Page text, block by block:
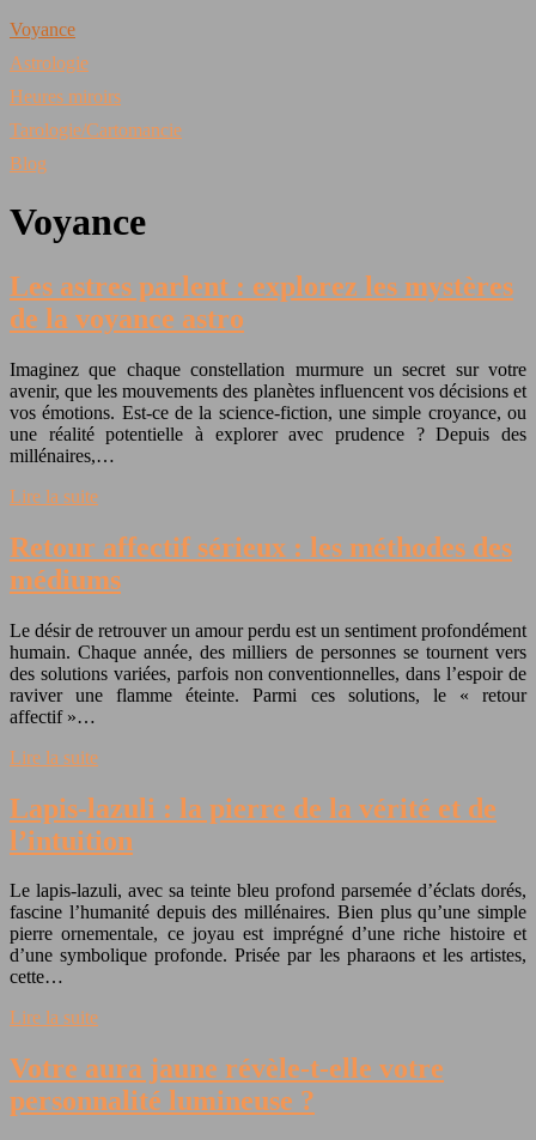
Voyance
Astrologie
Heures miroirs
Tarologie/Cartomancie
Blog
Voyance
Les astres parlent : explorez les mystères
de la voyance astro
Imaginez que chaque constellation murmure un secret sur votre
avenir, que les mouvements des planètes influencent vos décisions et
vos émotions. Est-ce de la science-fiction, une simple croyance, ou
une réalité potentielle à explorer avec prudence ? Depuis des
millénaires,…
Lire la suite
Retour affectif sérieux : les méthodes des
médiums
Le désir de retrouver un amour perdu est un sentiment profondément
humain. Chaque année, des milliers de personnes se tournent vers
des solutions variées, parfois non conventionnelles, dans l’espoir de
raviver une flamme éteinte. Parmi ces solutions, le « retour
affectif »…
Lire la suite
Lapis-lazuli : la pierre de la vérité et de
l’intuition
Le lapis-lazuli, avec sa teinte bleu profond parsemée d’éclats dorés,
fascine l’humanité depuis des millénaires. Bien plus qu’une simple
pierre ornementale, ce joyau est imprégné d’une riche histoire et
d’une symbolique profonde. Prisée par les pharaons et les artistes,
cette…
Lire la suite
Votre aura jaune révèle-t-elle votre
personnalité lumineuse ?